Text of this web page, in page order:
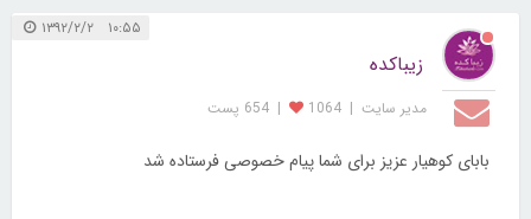
۱۰:۵۵ ۱۳۹۲/۲/۲
زیباکده
مدیر سایت |
1064
| 654 پست
بابای کوهیار عزیز برای شما پیام خصوصی فرستاده شد